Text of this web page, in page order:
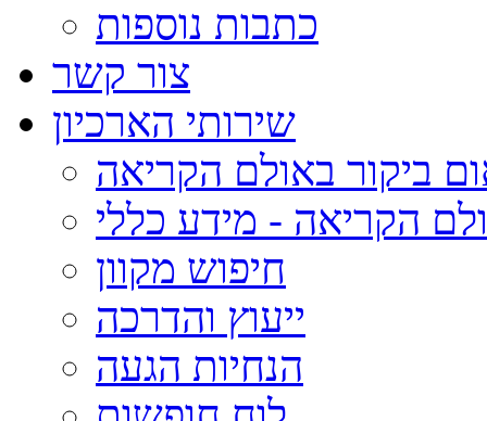
כתבות נוספות
צור קשר
שירותי הארכיון
ביקור באולם הקריאה
הקריאה - מידע כללי
חיפוש מקוון
ייעוץ והדרכה
הנחיות הגעה